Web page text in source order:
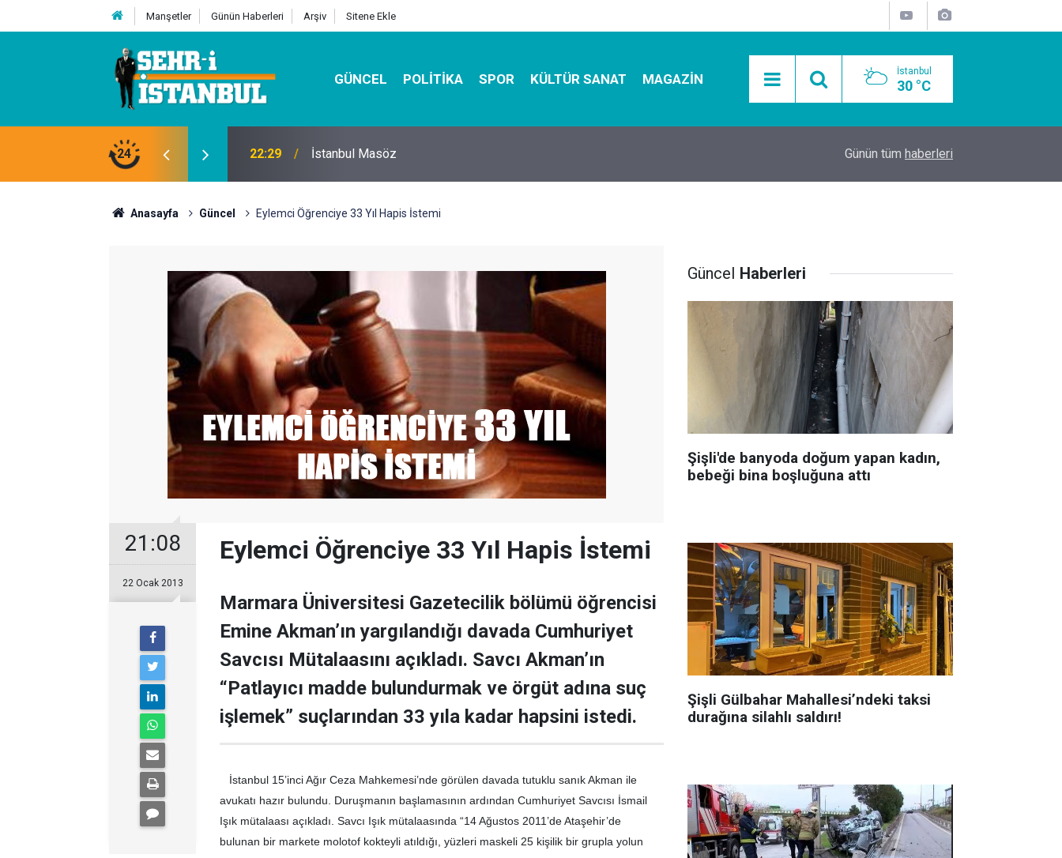
Manşetler Günün Haberleri Arşiv Sitene Ekle
GÜNCEL POLITIKA SPOR KÜLTÜR SANAT MAGAZIN İstanbul
30 °C
24 07:32 Kutu Sihirbazı ile Estetik, Dayanıklı ve Çevre Dostu Ambalaj Mobil Araçlarla Hayır Lokması Dağıtımının
Günün tüm haberleri
Anasayfa Güncel Eylemci Öğrenciye 33 Yıl Hapis İstemi
21:08
22 Ocak 2013
Eylemci Öğrenciye 33 Yıl Hapis İstemi
Marmara Üniversitesi Gazetecilik bölümü öğrencisi
Emine Akman’ın yargılandığı davada Cumhuriyet
Savcısı Mütalaasını açıkladı. Savcı Akman’ın
“Patlayıcı madde bulundurmak ve örgüt adına suç
işlemek” suçlarından 33 yıla kadar hapsini istedi.
İstanbul 15’inci Ağır Ceza Mahkemesi’nde görülen davada tutuklu sanık Akman ile
avukatı hazır bulundu. Duruşmanın başlamasının ardından Cumhuriyet Savcısı İsmail
Işık mütalaası açıkladı. Savcı Işık mütalaasında “14 Ağustos 2011’de Ataşehir’de
bulunan bir markete molotof kokteyli atıldığı, yüzleri maskeli 25 kişilik bir grupla yolun
Güncel Haberleri
Şişli'de banyoda doğum yapan kadın,
bebeği bina boşluğuna attı
Şişli Gülbahar Mahallesi’ndeki taksi
durağına silahlı saldırı!